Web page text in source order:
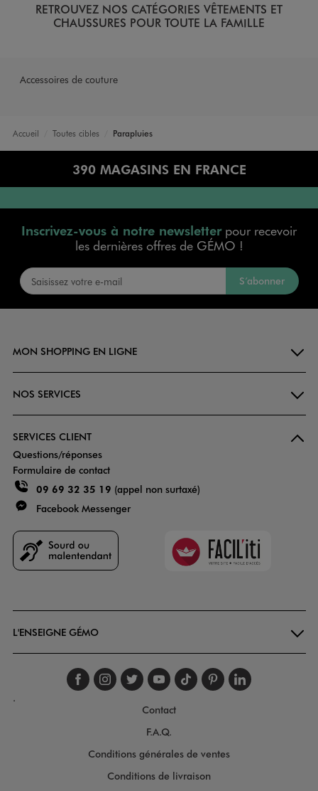
RETROUVEZ NOS CATÉGORIES VÊTEMENTS ET
CHAUSSURES POUR TOUTE LA FAMILLE
Accessoires de couture
Accueil Toutes cibles Parapluies
390 MAGASINS EN FRANCE
Inscrivez-vous à notre newsletterpour recevoir
les dernières offres de GÉMO !
S’abonner
MON SHOPPING EN LIGNE
NOS SERVICES
SERVICES CLIENT
Questions/réponses
Formulaire de contact
09 69 32 35 19 (appel non surtaxé)
Facebook Messenger
Faciliti
L'ENSEIGNE GÉMO
Suivez-nous sur
Suivez-nous sur
Suivez-nous sur
Suivez-nous
Suivez-nous
Suivez-
.
Contact
F.A.Q.
Conditions générales de ventes
Conditions de livraison